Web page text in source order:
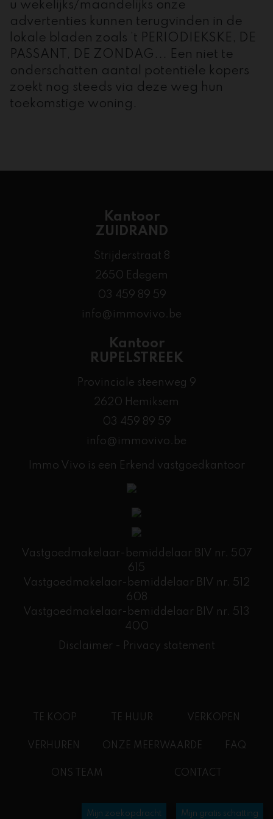
Mijn zoekopdracht Mijn gratis schatting
u wekelijks/maandelijks onze
advertenties kunnen terugvinden in de
lokale bladen zoals ’t PERIODIEKSKE, DE
PASSANT, DE ZONDAG... Een niet te
onderschatten aantal potentiële kopers
zoekt nog steeds via deze weg hun
toekomstige woning.
Kantoor
ZUIDRAND
Strijderstraat 8
2650 Edegem
03 459 89 59
info@immovivo.be
Kantoor
RUPELSTREEK
Provinciale steenweg 9
2620 Hemiksem
03 459 89 59
info@immovivo.be
Immo Vivo is een Erkend vastgoedkantoor
Vastgoedmakelaar-bemiddelaar BIV nr. 507
615
Vastgoedmakelaar-bemiddelaar BIV nr. 512
608
​Vastgoedmakelaar-bemiddelaar BIV nr. 513
400
Disclaimer - Privacy statement
TE KOOP TE HUUR VERKOPEN
VERHUREN ONZE MEERWAARDE FAQ
ONS TEAM CONTACT